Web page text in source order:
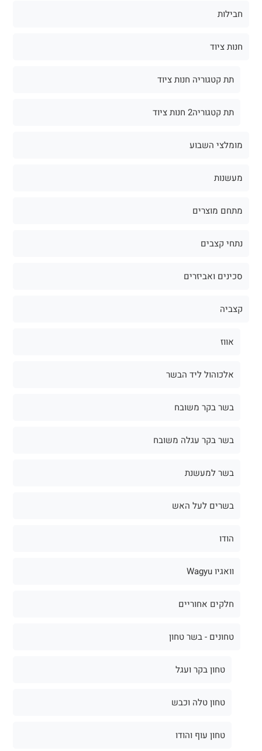
חבילות
חנות ציוד
תת קטגוריה חנות ציוד
תת קטגוריה2 חנות ציוד
מומלצי השבוע
מעשנות
מתחם מוצרים
נתחי קצבים
סכינים ואביזרים
קצביה
אווז
אלכוהול ליד הבשר
בשר בקר משובח
בשר בקר עגלה משובח
בשר למעשנת
בשרים לעל האש
הודו
וואגיו Wagyu
חלקים אחוריים
טחונים - בשר טחון
טחון בקר ועגל
טחון טלה וכבש
טחון עוף והודו